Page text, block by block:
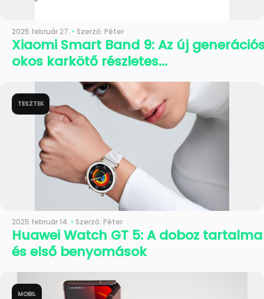
2025 február 27. • Szerző: Péter
Xiaomi Smart Band 9: Az új
okos karkötő részletes...
TESZTEK
2025 február 14. • Szerző: Péter
Huawei Watch GT 5: A doboz tartalma
és első benyomások
MOBIL